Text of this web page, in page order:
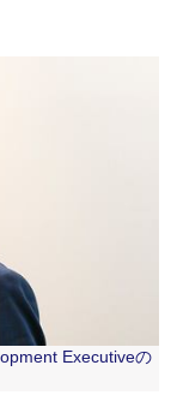
Executiveの